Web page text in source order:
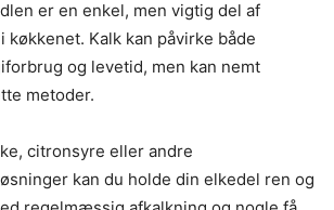
er en enkel, men vigtig del af
Kalk kan påvirke både
og levetid, men kan nemt
metoder.
citronsyre eller andre
kan du holde din elkedel ren og